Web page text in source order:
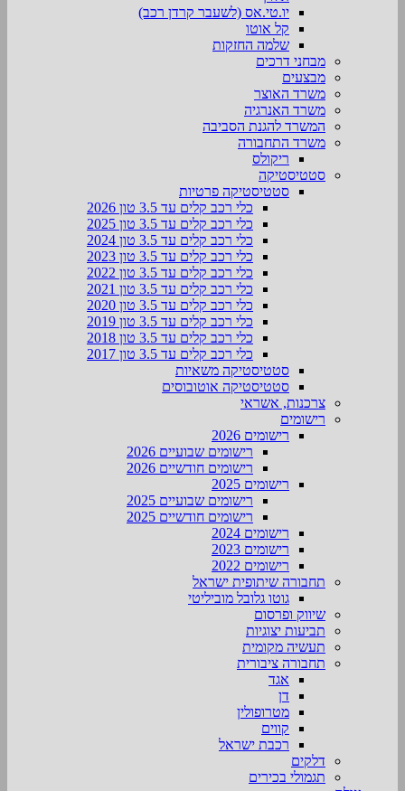
יו.טי.אס (לשעבר קרדן רכב)
קל אוטו
שלמה החזקות
מבחני דרכים
מבצעים
משרד האוצר
משרד האנרגיה
המשרד להגנת הסביבה
משרד התחבורה
ריקולס
סטטיסטיקה
סטטיסטיקה פרטיות
כלי רכב קלים עד 3.5 טון 2026
כלי רכב קלים עד 3.5 טון 2025
כלי רכב קלים עד 3.5 טון 2024
כלי רכב קלים עד 3.5 טון 2023
כלי רכב קלים עד 3.5 טון 2022
כלי רכב קלים עד 3.5 טון 2021
כלי רכב קלים עד 3.5 טון 2020
כלי רכב קלים עד 3.5 טון 2019
כלי רכב קלים עד 3.5 טון 2018
כלי רכב קלים עד 3.5 טון 2017
סטטיסטיקה משאיות
סטטיסטיקה אוטובוסים
צרכנות, אשראי
רישומים
רישומים 2026
רישומים שבועיים 2026
רישומים חודשיים 2026
רישומים 2025
רישומים שבועיים 2025
רישומים חודשיים 2025
רישומים 2024
רישומים 2023
רישומים 2022
תחבורה שיתופית ישראל
גוטו גלובל מוביליטי
שיווק ופרסום
תביעות יצוגיות
תעשיה מקומית
תחבורה ציבורית
אגד
דן
מטרופולין
קווים
רכבת ישראל
דלקים
תגמולי בכירים